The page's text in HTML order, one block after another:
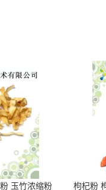
玉竹浓缩粉 枸杞粉